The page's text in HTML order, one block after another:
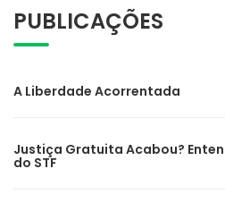
PUBLICAÇÕES
A Liberdade Acorrentada
Justiça Gratuita Acabou?
do STF